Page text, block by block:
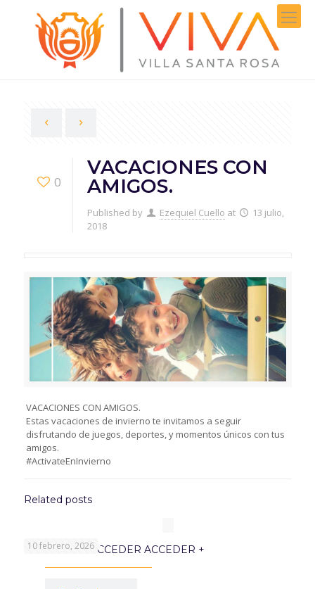
0
VACACIONES CON
AMIGOS.
Published by Ezequiel Cuello at
13 julio,
2018
VACACIONES CON AMIGOS.
Estas vacaciones de invierno te invitamos a seguir
disfrutando de juegos, deportes, y momentos únicos con tus
amigos.
#ActivateEnInvierno
Related posts
10 febrero, 2026
PROGRAMA ACCEDER ACCEDER +